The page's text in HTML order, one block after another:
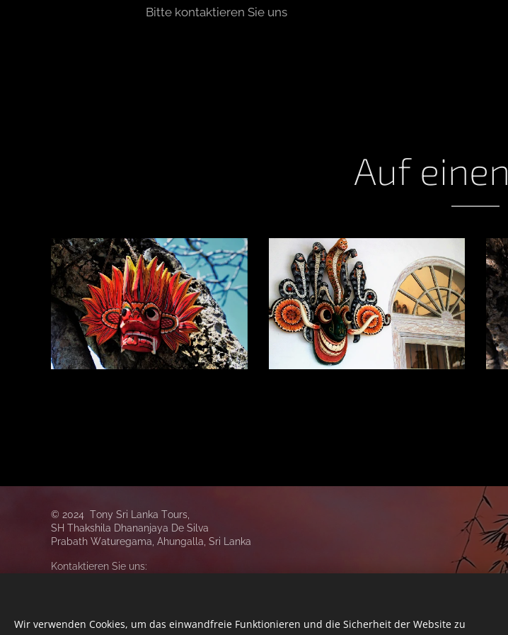
Bitte kontaktieren Sie uns
Auf einen
© 2024 Tony Sri Lanka Tours,
SH Thakshila Dhananjaya De Silva
Prabath Waturegama, Ahungalla, Sri Lanka
Kontaktieren Sie uns:
Wir verwenden Cookies, um das einwandfreie Funktionieren und die Sicherheit der Website zu